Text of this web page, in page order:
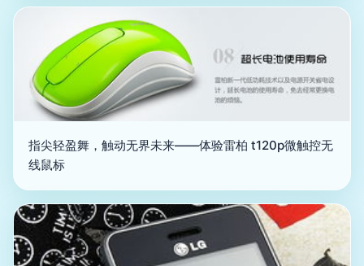
指尖轻盈舞，触动无界未来——体验雷柏 t120p微触控无
线鼠标